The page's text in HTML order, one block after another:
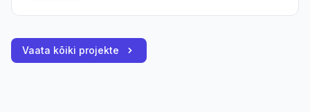
Vaata kõiki projekte